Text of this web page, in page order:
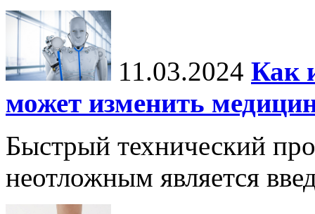
11.03.2024 Как
может изменить
Быстрый технический
неотложным является